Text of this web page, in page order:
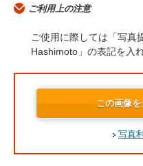
ご利用上の注意
ご使用に際しては「写真
Hashimoto」の表記を入
この画像
写真